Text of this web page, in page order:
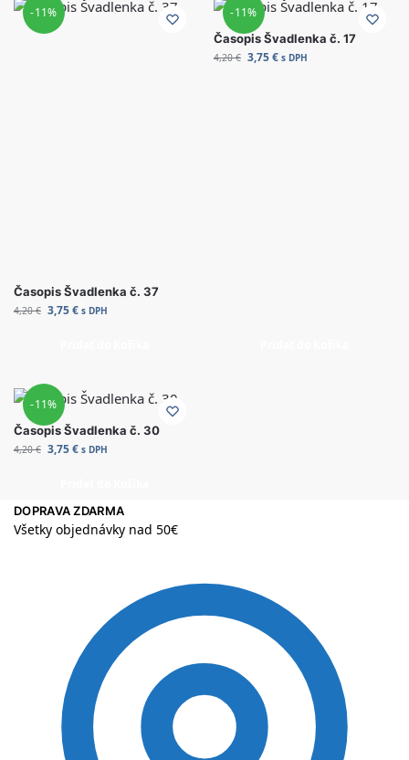
-11%
Časopis Švadlenka č. 37
4,20€ 3,75€ s DPH
-11%
Časopis Švadlenka č. 17
4,20€ 3,75€ s DPH
-11%
Časopis Švadlenka č. 30
4,20€ 3,75€ s DPH
DOPRAVA ZDARMA
Všetky objednávky nad 50€